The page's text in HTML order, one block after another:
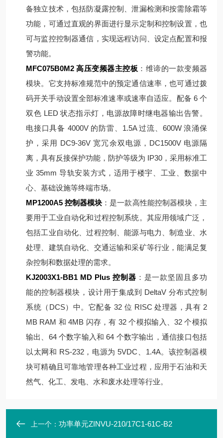
备独立技术，包括防凝露控制、泄漏检测和按需除霜等
功能，可通过直观的界面进行显示定制和控制设置，也
可与监控控制器通信，实现远程访问、设定点配置和报
警功能。
MFC075B0M2 高压变频器主控板 ：维谛的一款变频器
模块。它支持标准规范中的预定通信速率，也可通过拨
码开关手动设置全部标准速率或速率自适应。配备 6 个
双色 LED 状态指示灯，电源故障时继电器输出告警。
电接口具备 4000V 的防雷、1.5A 过流、600W 浪涌保
护，采用 DC9-36V 宽冗余双电源，DC1500V 电源隔
离，具有反接保护功能，防护等级为 IP30，采用标准工
业 35mm 导轨安装方式，适用于楼宇、工业、数据中
心、基础设施等终端市场。
MP1200A5 控制器模块 ：是一款高性能控制器模块，主
要用于工业自动化和过程控制系统。其应用领域广泛，
包括工业自动化、过程控制、能源与电力、制造业、水
处理、建筑自动化、交通运输和采矿等行业，能满足复
杂控制和数据处理的需求。
KJ2003X1-BB1 MD Plus 控制器 ：是一款坚固且多功
能的控制器模块，设计用于集成到 DeltaV 分布式控制
系统（DCS）中。它配备 32 位 RISC 处理器，具有 2
MB RAM 和 4MB 闪存，有 32 个模拟输入、32 个模拟
输出、64 个数字输入和 64 个数字输出，通信接口包括
以太网和 RS-232，电源为 5VDC、1.4A。该控制器模
块可精确且可靠地管理各种工业过程，应用于石油和天
然气、化工、发电、水和废水处理等行业。
上一个： 功率单元ZINVU-210/17C1-61C-B2